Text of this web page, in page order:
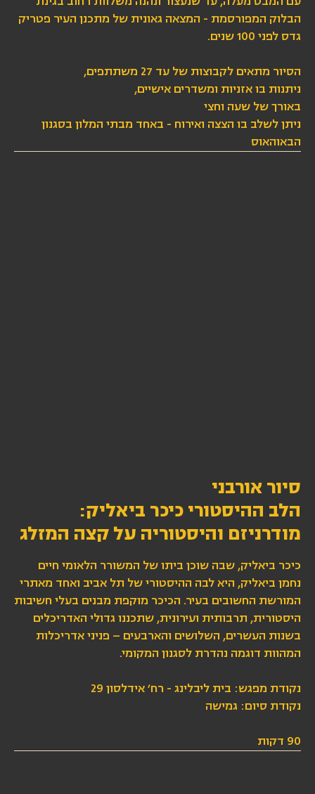
הבלוק המפורסמת - המצאה גאונית של מתכנן העיר פטריק
גדס לפני 100 שנים.
הסיור מתאים לקבוצות של עד 27 משתתפים,
ניתנות בו אזניות ומשדרים אישיים,
באורך של שעה וחצי
ניתן לשלב בו הצצה ואירוח - באחד מבתי המלון בסגנון
הבאוהאוס
סיור אורבני
הלב ההיסטורי כיכר ביאליק:
מודרניזם והיסטוריה על קצה המזלג
כיכר ביאליק, שבה שוכן ביתו של המשורר הלאומי חיים
נחמן ביאליק, היא לבה ההיסטורי של תל אביב ואחד מאתרי
המורשת החשובים בעיר. הכיכר מוקפת מבנים בעלי חשיבות
היסטורית, תרבותית ועירונית, שתכננו גדולי האדריכלים
בשנות העשרים, השלושים והארבעים – פניני אדריכלות
המהוות דוגמה נהדרת לסגנון המקומי.
נקודת מפגש: בית ליבלינג - רח׳ אידלסון 29
נקודת סיום: גמישה
90 דקות